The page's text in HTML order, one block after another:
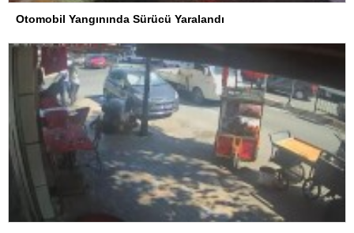
Otomobil Yangınında Sürücü Yaralandı